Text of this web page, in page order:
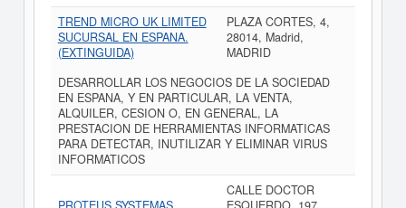
TREND MICRO UK LIMITED
SUCURSAL EN ESPANA.
(EXTINGUIDA)
PLAZA CORTES, 4,
28014, Madrid,
MADRID
DESARROLLAR LOS NEGOCIOS DE LA SOCIEDAD
EN ESPANA, Y EN PARTICULAR, LA VENTA,
ALQUILER, CESION O, EN GENERAL, LA
PRESTACION DE HERRAMIENTAS INFORMATICAS
PARA DETECTAR, INUTILIZAR Y ELIMINAR VIRUS
INFORMATICOS
CALLE DOCTOR